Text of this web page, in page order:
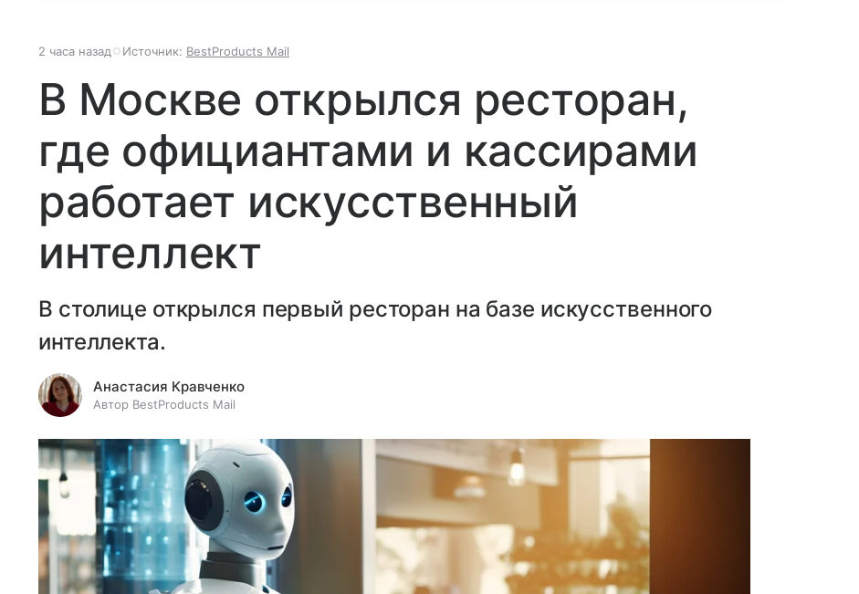
2 часа назад Источник: BestProducts Mail
В Москве открылся ресторан,
где официантами и кассирами
работает искусственный
интеллект
В столице открылся первый ресторан на базе искусственного
интеллекта.
Анастасия Кравченко
Автор BestProducts Mail